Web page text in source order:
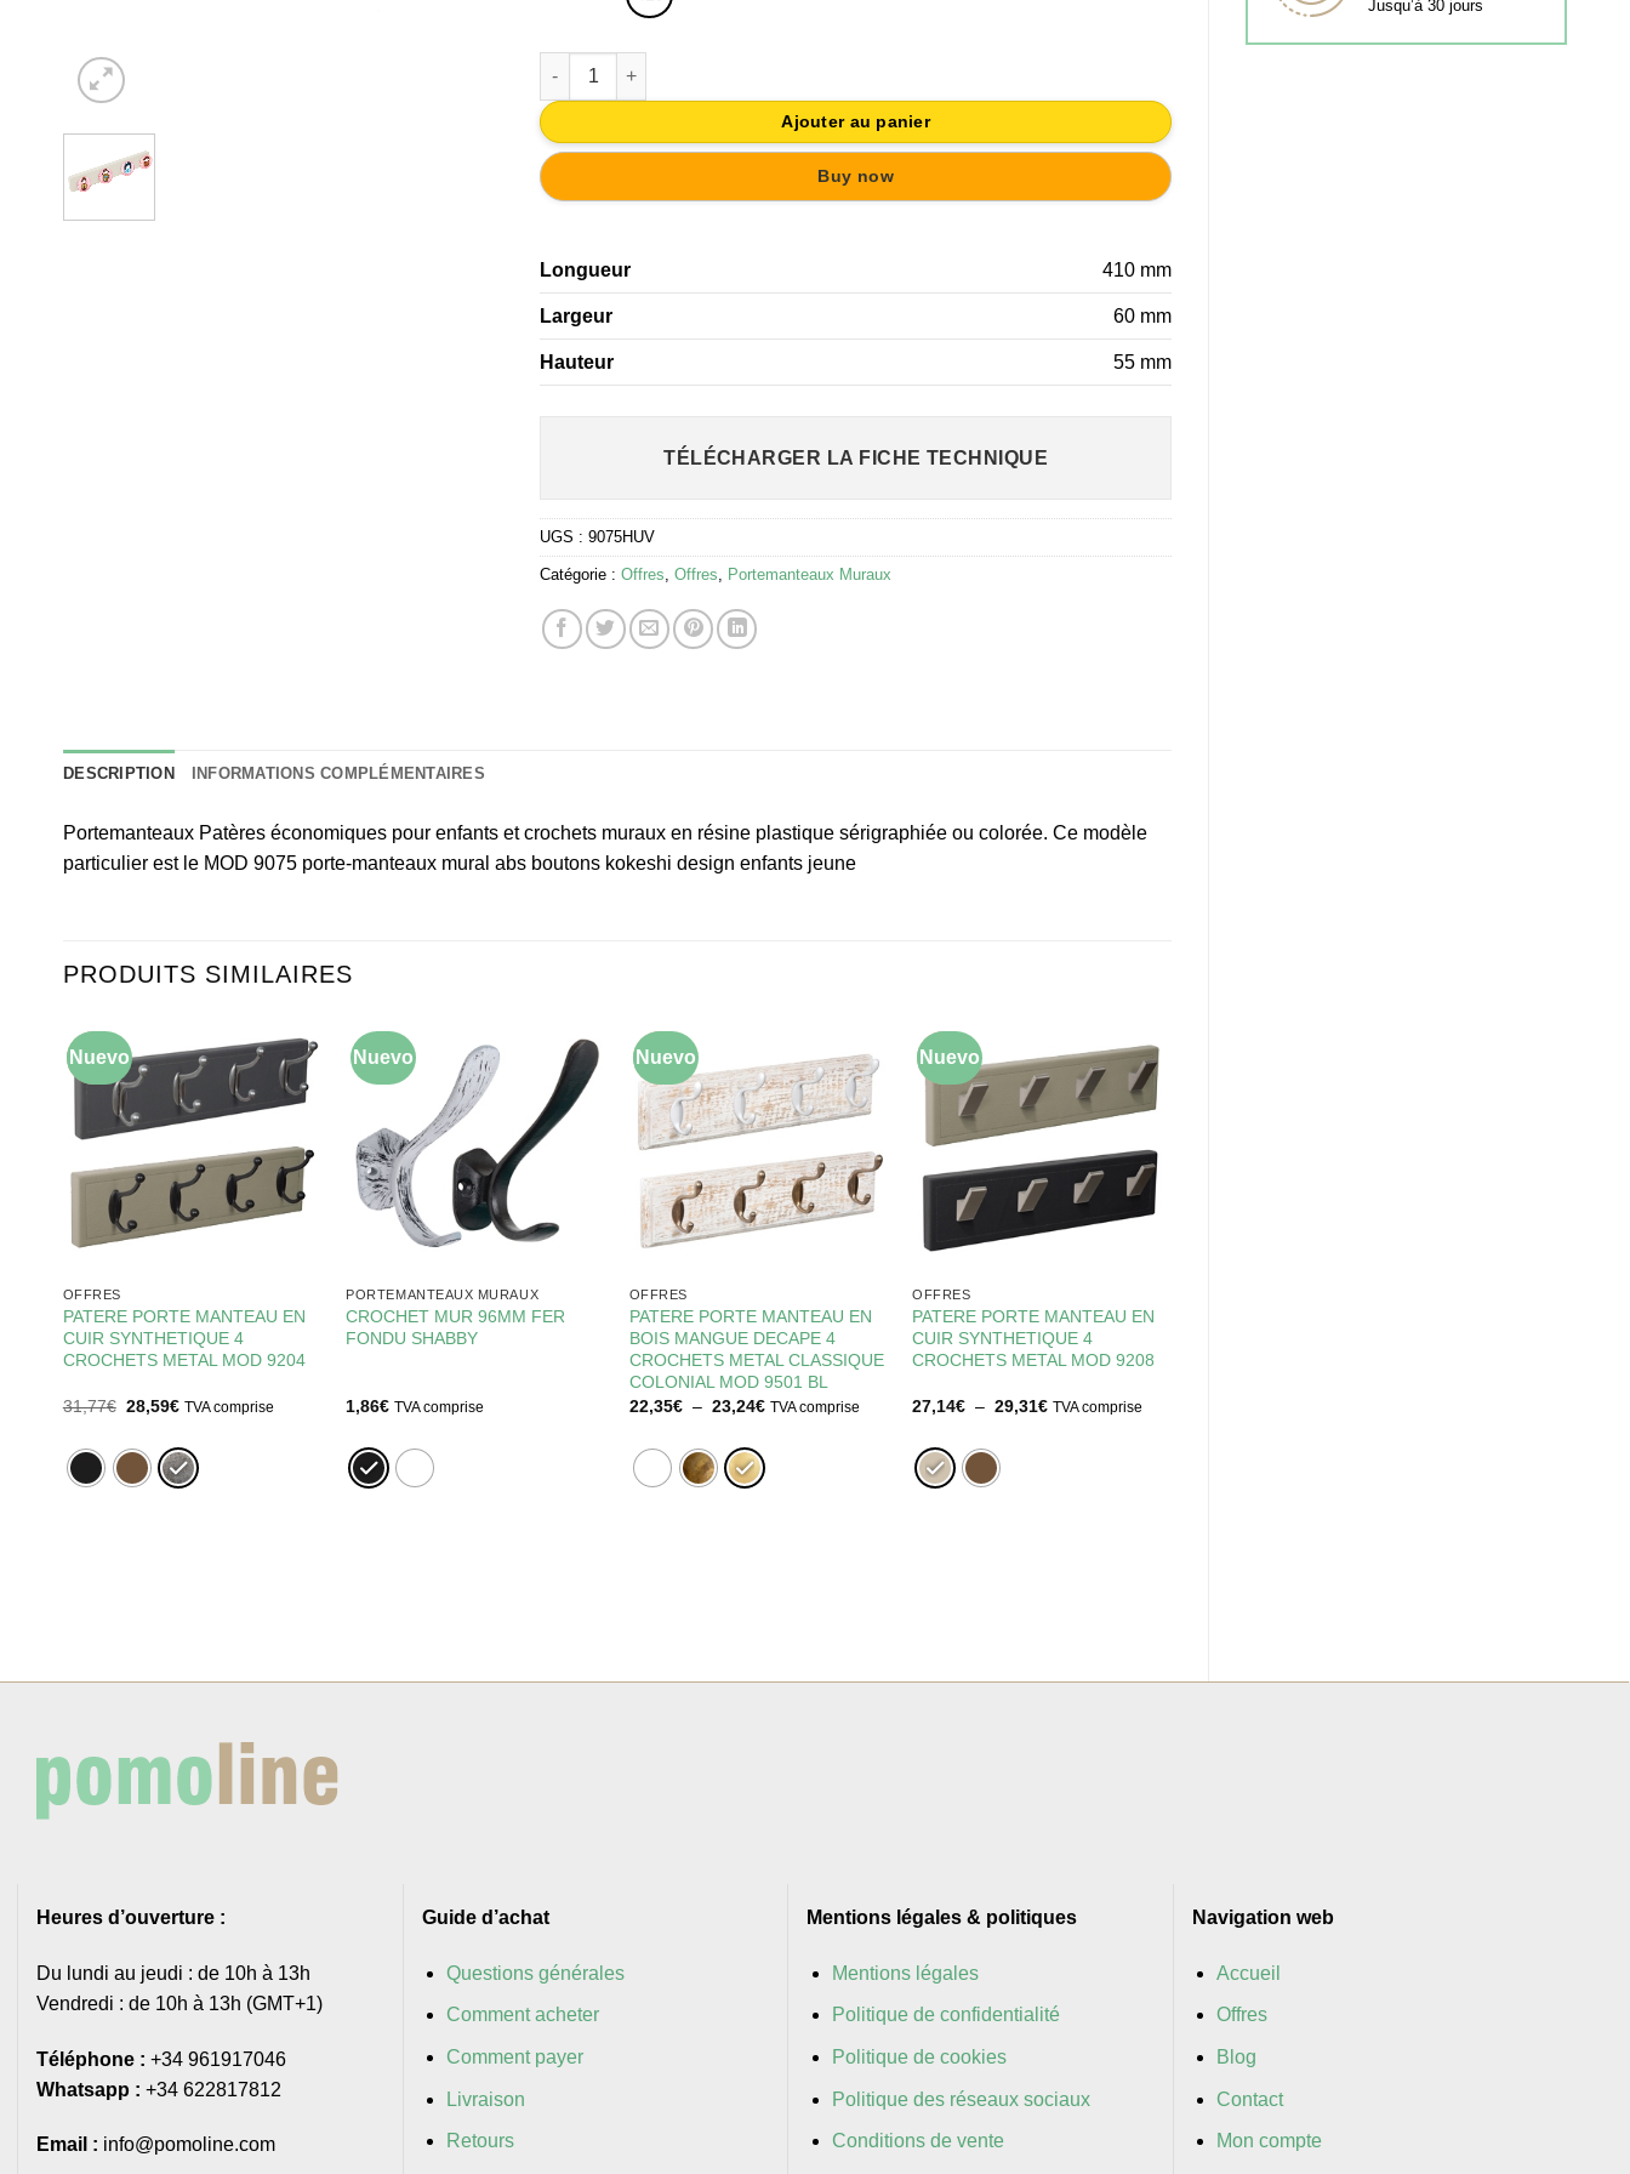
Jusqu’à 30 jours
quantité de PORTE-MANTEAUX MURAL ABS BOUTONS KOKESHI DESIGN ENFANTS JEUNE
Ajouter au panier
Buy now
Longueur 410 mm
Largeur 60 mm
Hauteur 55 mm
TÉLÉCHARGER LA FICHE TECHNIQUE
UGS :9075HUV
Catégorie :Offres,Offres, Portemanteaux Muraux
DESCRIPTION INFORMATIONS COMPLÉMENTAIRES
Portemanteaux Patères économiques pour enfants et crochets muraux en résine plastique sérigraphiée ou colorée. Ce modèle
particulier est le MOD 9075 porte-manteaux mural abs boutons kokeshi design enfants jeune
PRODUITS SIMILAIRES
-10%
Nuevo
OFFRES
PATERE PORTE MANTEAU EN
CUIR SYNTHETIQUE 4
CROCHETS METAL MOD 9204
31,77€ Le
était :
31,77€.
28,59€Le
est :
28,59€.
TVA comprise
Nuevo
PORTEMANTEAUX MURAUX
CROCHET MUR 96MM FER
FONDU SHABBY
1,86€ TVA comprise
-10%
Nuevo
OFFRES
PATERE PORTE MANTEAU EN
BOIS MANGUE DECAPE 4
CROCHETS METAL CLASSIQUE
COLONIAL MOD 9501 BL
22,35€ – 23,24€Plage
22,35€
à
TVA comprise
-10%
Nuevo
OFFRES
PATERE PORTE MANTEAU EN
CUIR SYNTHETIQUE 4
CROCHETS METAL MOD 9208
27,14€ – 29,31€Plage
TVA comprise
Heures d’ouverture :
Du lundi au jeudi : de 10h à 13h
Vendredi : de 10h à 13h (GMT+1)
Téléphone : +34 961917046
Whatsapp : +34 622817812
Email : info@pomoline.com
Guide d’achat
Questions générales
Comment acheter
Comment payer
Livraison
Retours
Mentions légales & politiques
Mentions légales
Politique de confidentialité
Politique de cookies
Politique des réseaux sociaux
Conditions de vente
Navigation web
Accueil
Offres
Blog
Contact
Mon compte